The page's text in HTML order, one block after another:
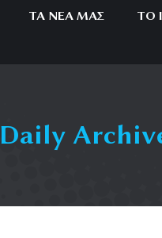
ΤΑ ΝΈΑ ΜΑΣ ΤΟ
Daily